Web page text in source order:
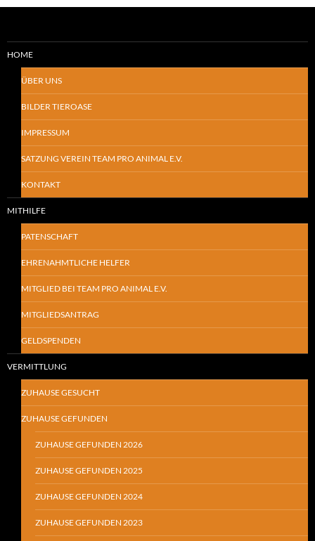
HOME
ÜBER UNS
BILDER TIEROASE
IMPRESSUM
SATZUNG VEREIN TEAM PRO ANIMAL E.V.
KONTAKT
MITHILFE
PATENSCHAFT
EHRENAHMTLICHE HELFER
MITGLIED BEI TEAM PRO ANIMAL E.V.
MITGLIEDSANTRAG
GELDSPENDEN
VERMITTLUNG
ZUHAUSE GESUCHT
ZUHAUSE GEFUNDEN
ZUHAUSE GEFUNDEN 2026
ZUHAUSE GEFUNDEN 2025
ZUHAUSE GEFUNDEN 2024
ZUHAUSE GEFUNDEN 2023